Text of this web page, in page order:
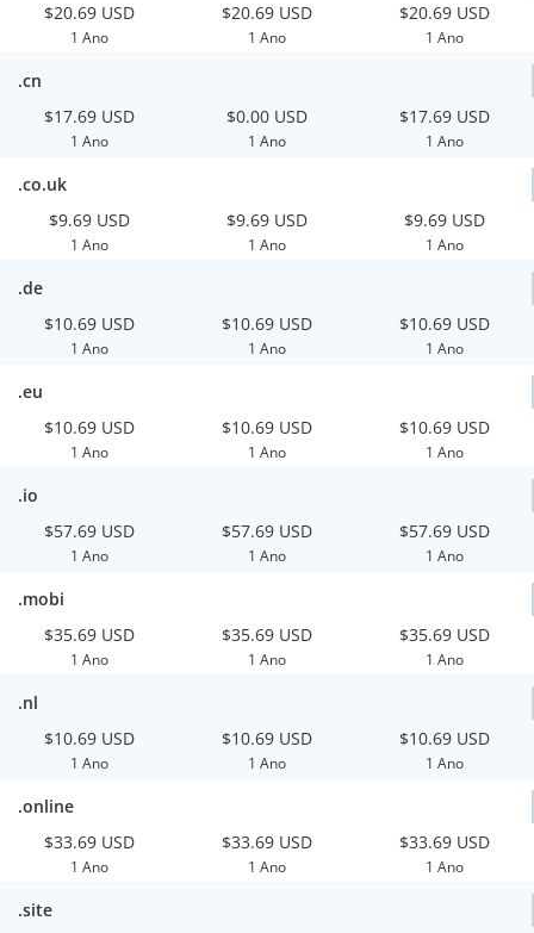
$20.69 USD
1 Ano
$20.69 USD
1 Ano
$20.69 USD
1 Ano
.cn
$17.69 USD
1 Ano
$0.00 USD
1 Ano
$17.69 USD
1 Ano
.co.uk
$9.69 USD
1 Ano
$9.69 USD
1 Ano
$9.69 USD
1 Ano
.de
$10.69 USD
1 Ano
$10.69 USD
1 Ano
$10.69 USD
1 Ano
.eu
$10.69 USD
1 Ano
$10.69 USD
1 Ano
$10.69 USD
1 Ano
.io
$57.69 USD
1 Ano
$57.69 USD
1 Ano
$57.69 USD
1 Ano
.mobi
$35.69 USD
1 Ano
$35.69 USD
1 Ano
$35.69 USD
1 Ano
.nl
$10.69 USD
1 Ano
$10.69 USD
1 Ano
$10.69 USD
1 Ano
.online
$33.69 USD
1 Ano
$33.69 USD
1 Ano
$33.69 USD
1 Ano
.site